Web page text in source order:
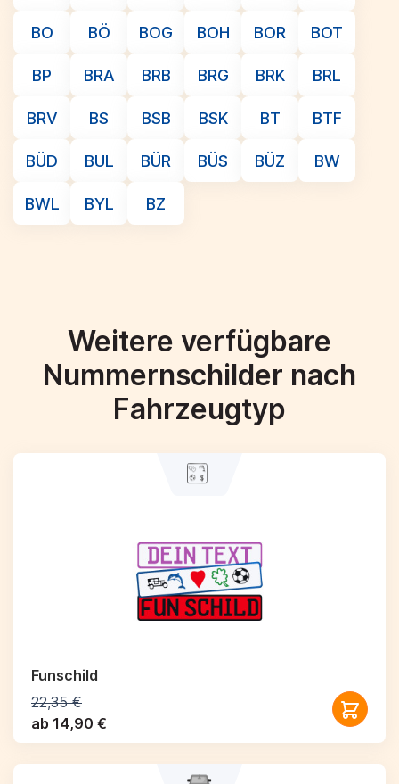
BO BÖ BOG BOH BOR BOT
BP BRA BRB BRG BRK BRL
BRV BS BSB BSK BT BTF
BÜD BUL BÜR BÜS BÜZ BW
BWL BYL BZ
Weitere verfügbare
Nummernschilder nach
Fahrzeugtyp
Funschild
22,35 €
ab 14,90 €